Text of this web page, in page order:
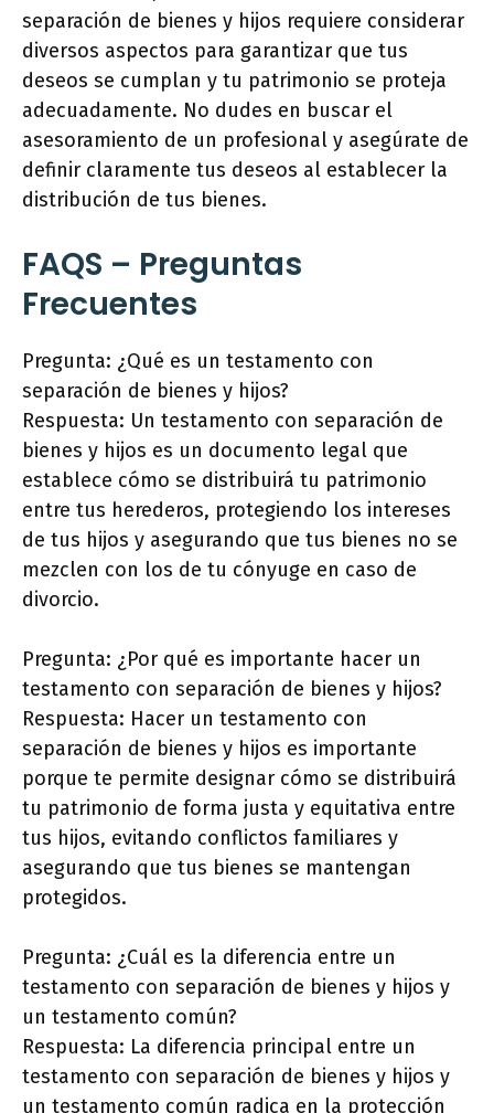
separación de bienes y hijos requiere considerar
diversos aspectos para garantizar que tus
deseos se cumplan y tu patrimonio se proteja
adecuadamente. No dudes en buscar el
asesoramiento de un profesional y asegúrate de
definir claramente tus deseos al establecer la
distribución de tus bienes.
FAQS – Preguntas
Frecuentes
Pregunta: ¿Qué es un testamento con
separación de bienes y hijos?
Respuesta: Un testamento con separación de
bienes y hijos es un documento legal que
establece cómo se distribuirá tu patrimonio
entre tus herederos, protegiendo los intereses
de tus hijos y asegurando que tus bienes no se
mezclen con los de tu cónyuge en caso de
divorcio.
Pregunta: ¿Por qué es importante hacer un
testamento con separación de bienes y hijos?
Respuesta: Hacer un testamento con
separación de bienes y hijos es importante
porque te permite designar cómo se distribuirá
tu patrimonio de forma justa y equitativa entre
tus hijos, evitando conflictos familiares y
asegurando que tus bienes se mantengan
protegidos.
Pregunta: ¿Cuál es la diferencia entre un
testamento con separación de bienes y hijos y
un testamento común?
Respuesta: La diferencia principal entre un
testamento con separación de bienes y hijos y
un testamento común radica en la protección